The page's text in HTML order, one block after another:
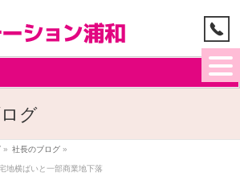
グ
» 社長のブログ »
地横ばいと一部商業地下落